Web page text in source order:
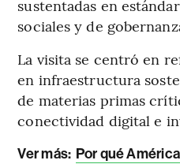
sustentadas en
sociales y de
La visita se centró en
en infraestructura
de materias primas
conectividad digital e
Ver más: Por qué